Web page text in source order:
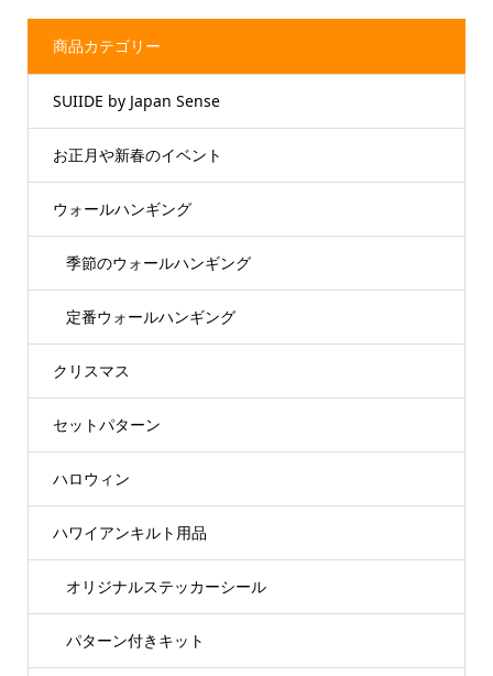
商品カテゴリー
SUIIDE by Japan Sense
お正月や新春のイベント
ウォールハンギング
季節のウォールハンギング
定番ウォールハンギング
クリスマス
セットパターン
ハロウィン
ハワイアンキルト用品
オリジナルステッカーシール
パターン付きキット